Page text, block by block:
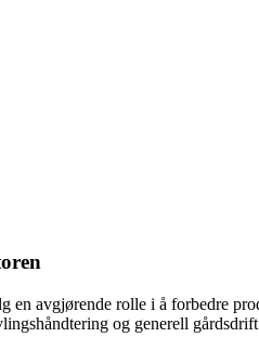
en avgjørende rolle i å forbedre
og generell